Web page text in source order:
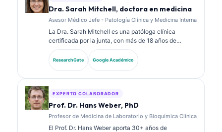
Dra. Sarah Mitchell, doctora en medicina
Asesor Médico Jefe - Patología Clínica y Medicina Interna
La Dra. Sarah Mitchell es una patóloga clínica
certificada por la junta, con más de 18 años de
experiencia en medicina de laboratorio y análisis
diagnósticos. Tiene certificaciones de especialidad
en química clínica y ha publicado extensamente
ResearchGate Google Académico
EXPERTO COLABORADOR
Prof. Dr. Hans Weber, PhD
Profesor de Medicina de Laboratorio y Bioquímica Clínica
El Prof. Dr. Hans Weber aporta 30+ años de